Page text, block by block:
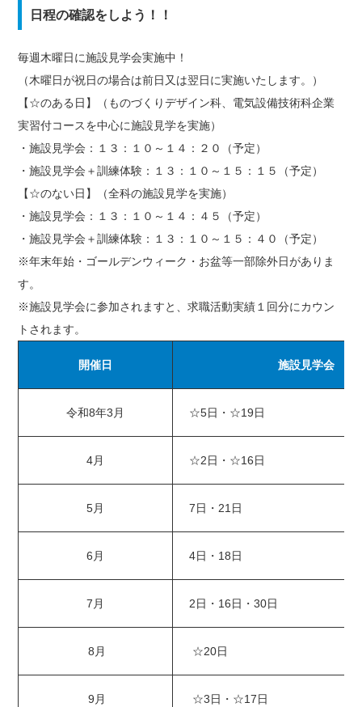
日程の確認をしよう！！
毎週木曜日に施設見学会実施中！
（木曜日が祝日の場合は前日又は翌日に実施いたします。）
【☆のある日】（ものづくりデザイン科、電気設備技術科企業
実習付コースを中心に施設見学を実施）
・施設見学会：１３：１０～１４：２０（予定）
・施設見学会＋訓練体験：１３：１０～１５：１５（予定）
【☆のない日】（全科の施設見学を実施）
・施設見学会：１３：１０～１４：４５（予定）
・施設見学会＋訓練体験：１３：１０～１５：４０（予定）
※年末年始・ゴールデンウィーク・お盆等一部除外日がありま
す。
※施設見学会に参加されますと、求職活動実績１回分にカウン
トされます。
開催日 施設見学会
令和8年3月 ☆5日・☆19日
4月 ☆2日・☆16日
5月 7日・21日
6月 4日・18日
7月 2日・16日・30日
8月 ☆20日
9月 ☆3日・☆17日